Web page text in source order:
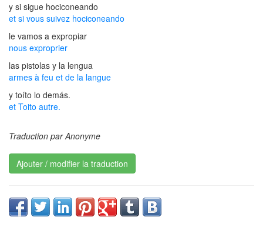
y si sigue hociconeando
et si vous suivez hociconeando
le vamos a expropiar
nous exproprier
las pistolas y la lengua
armes à feu et de la langue
y toíto lo demás.
et Toito autre.
Traduction par Anonyme
Ajouter / modifier la traduction